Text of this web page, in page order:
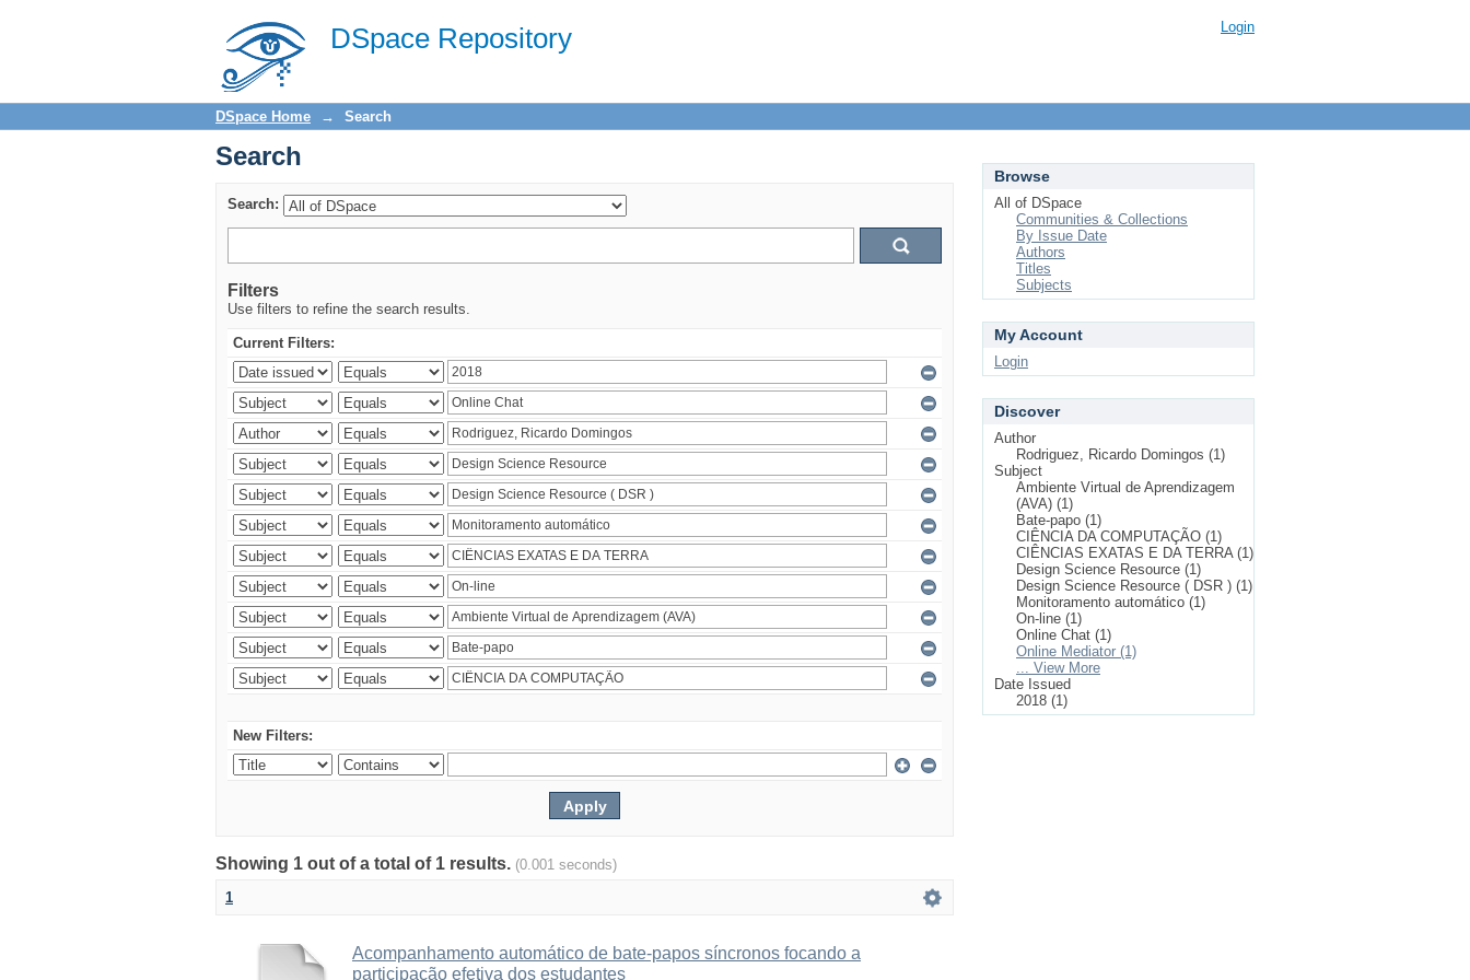
DSpace Repository
Search Login
DSpace Home → Search
Search
Search:
Filters
Use filters to refine the search results.
Current Filters:
New Filters:
Showing 1 out of a total of 1 results. (0.001 seconds)
1
Acompanhamento automático de bate-papos síncronos focando a
participação efetiva dos estudantes
Browse
All of DSpace
Communities & Collections
By Issue Date
Authors
Titles
Subjects
My Account
Login
Discover
Author
Rodriguez, Ricardo Domingos (1)
Subject
Ambiente Virtual de Aprendizagem
(AVA) (1)
Bate-papo (1)
CIÊNCIA DA COMPUTAÇÃO (1)
CIÊNCIAS EXATAS E DA TERRA (1)
Design Science Resource (1)
Design Science Resource ( DSR ) (1)
Monitoramento automático (1)
On-line (1)
Online Chat (1)
Online Mediator (1)
... View More
Date Issued
2018 (1)